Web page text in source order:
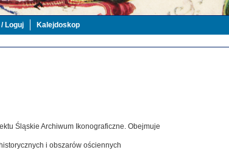
Loguj Kalejdoskop
Śląskie Archiwum Ikonograficzne. Obejmuje
i obszarów ościennych